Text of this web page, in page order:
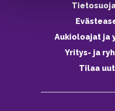
Aukioloajat ja
Yritys- ja
Tilaa